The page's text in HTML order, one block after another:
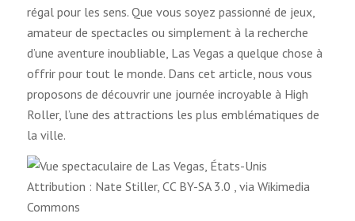
régal pour les sens. Que vous soyez passionné de jeux,
amateur de spectacles ou simplement à la recherche
d’une aventure inoubliable, Las Vegas a quelque chose à
offrir pour tout le monde. Dans cet article, nous vous
proposons de découvrir une journée incroyable à High
Roller, l’une des attractions les plus emblématiques de
la ville.
Attribution : Nate Stiller, CC BY-SA 3.0 , via Wikimedia
Commons